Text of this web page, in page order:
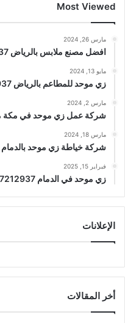
Most Viewed
مارس 26, 2024
افضل مصنع ملابس بالرياض 0597212937
مايو 13, 2024
زي موحد للمطاعم بالرياض 0597212937
مارس 2, 2024
شركة عمل زي موحد في مكة مميزة
مارس 18, 2024
شركة خياطة زي موحد بالدمام 0597212937
فبراير 15, 2025
زي موحد في الدمام 0597212937
الإعلانات
أخر المقالات